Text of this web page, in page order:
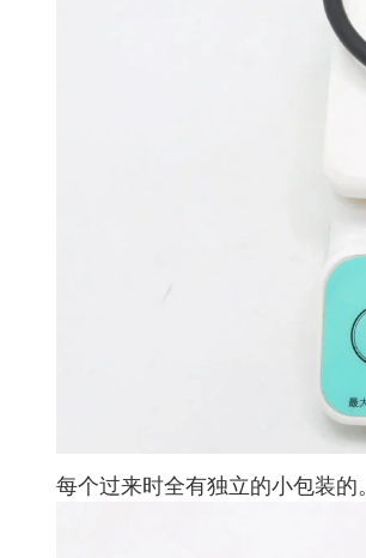
每个过来时全有独立的小包装的。